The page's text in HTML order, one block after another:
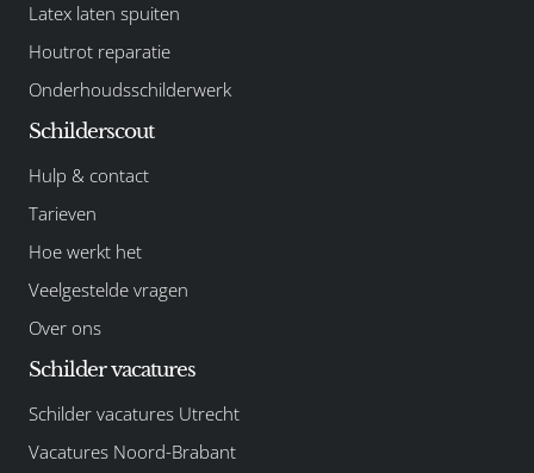
Latex laten spuiten
Houtrot reparatie
Onderhoudsschilderwerk
Schilderscout
Hulp & contact
Tarieven
Hoe werkt het
Veelgestelde vragen
Over ons
Schilder vacatures
Schilder vacatures Utrecht
Vacatures Noord-Brabant